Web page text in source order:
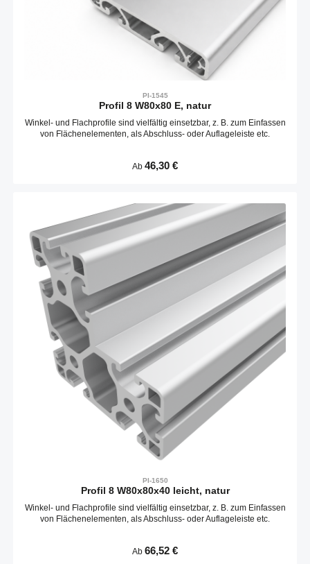
PI-1545
Profil 8 W80x80 E, natur
Winkel- und Flachprofile sind vielfältig einsetzbar, z. B. zum Einfassen
von Flächenelementen, als Abschluss- oder Auflageleiste etc.
Regulärer Preis:
Ab 46,30 €
PI-1650
Profil 8 W80x80x40 leicht, natur
Winkel- und Flachprofile sind vielfältig einsetzbar, z. B. zum Einfassen
von Flächenelementen, als Abschluss- oder Auflageleiste etc.
Regulärer Preis:
Ab 66,52 €